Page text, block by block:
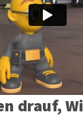
drauf,